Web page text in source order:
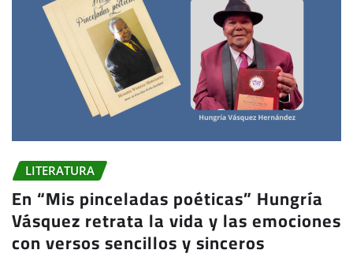
LITERATURA
En “Mis pinceladas poéticas” Hungría
Vásquez retrata la vida y las emociones
con versos sencillos y sinceros